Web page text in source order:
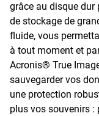
grâce au disque dur
de stockage de
fluide, vous
à tout moment et
Acronis® True
sauvegarder vos
une protection
plus vos souvenirs :